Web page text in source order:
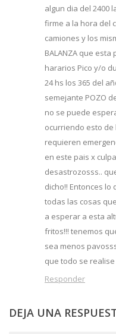
algun dia del 2400
firme a la hora del
camiones y los
BALANZA que
hararios Pico y/o
24 hs los 365 del
semejante POZO
no se puede
ocurriendo esto
requieren
en este pais x
desastrozosss..
dicho!! Entonces lo
todas las cosas
a esperar a esta
fritos!!! tenemos
sea menos
que todo se
Responder
DEJA UNA